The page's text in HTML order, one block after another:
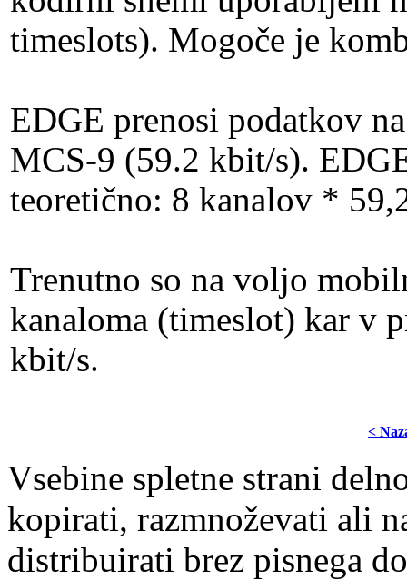
timeslots). Mogoče je
EDGE prenosi podatkov
MCS-9 (59.2 kbit/s).
teoretično: 8 kanalov *
Trenutno so na voljo
kanaloma (timeslot) kar v
kbit/s.
<
Vsebine spletne strani
kopirati, razmnoževati ali
distribuirati brez pisnega